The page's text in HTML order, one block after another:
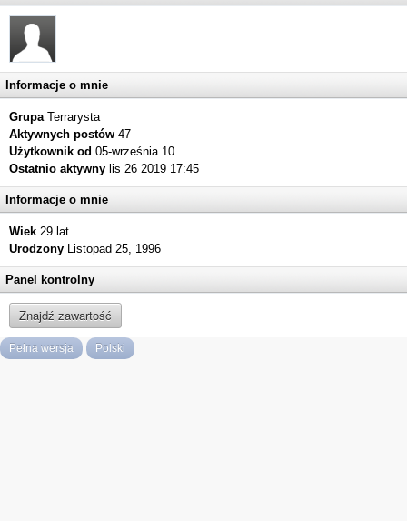
Informacje o mnie
GrupaTerrarysta
Aktywnych postów 47
Użytkownik od 05-września 10
Ostatnio aktywny lis 26 2019 17:45
Informacje o mnie
Wiek 29 lat
Urodzony Listopad 25, 1996
Panel kontrolny
Znajdź zawartość
Pełna wersja Polski